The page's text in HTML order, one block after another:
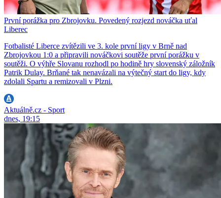
První porážka pro Zbrojovku. Povedený rozjezd nováčka uťal
Liberec
Fotbalisté Liberce zvítězili ve 3. kole první ligy v Brně nad
Zbrojovkou 1:0 a připravili nováčkovi soutěže první porážku v
soutěži. O výhře Slovanu rozhodl po hodině hry slovenský záložník
Patrik Dulay. Brňané tak nenavázali na výtečný start do ligy, kdy
zdolali Spartu a remizovali v Plzni.
Aktuálně.cz - Sport
dnes, 19:15